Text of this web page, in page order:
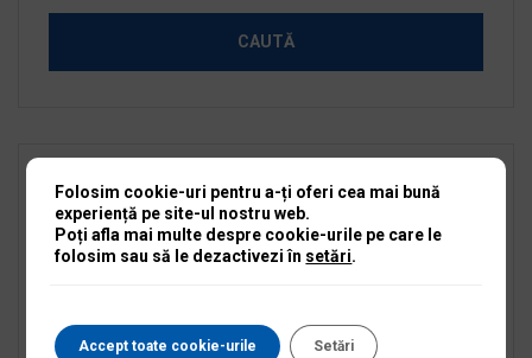
Categorii
Anunțuri expirate
Folosim cookie-uri pentru a-ți oferi cea mai bună
experiență pe site-ul nostru web.
Poți afla mai multe despre cookie-urile pe care le
folosim sau să le dezactivezi în setări.
Accept toate cookie-urile Setări